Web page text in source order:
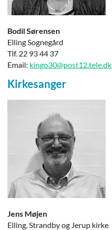
Bodil Sørensen
Elling Sognegård
Tlf. 22 93 44 37
Email: kingo30@post12.tele.dk
Kirkesanger
Jens Møjen
Elling, Strandby og Jerup kirke